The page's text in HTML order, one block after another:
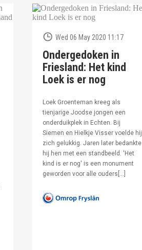
Wed 06 May 2020 11:17
Ondergedoken in
Friesland: Het kind
Loek is er nog
Loek Groenteman kreeg als
tienjarige Joodse jongen een
onderduikplek in Echten. Bij
Siemen en Hielkje Visser voelde hij
zich gelukkig. Jaren later bedankte
hij hen met een standbeeld. 'Het
kind is er nog' is een monument
geworden voor alle ouders[…]